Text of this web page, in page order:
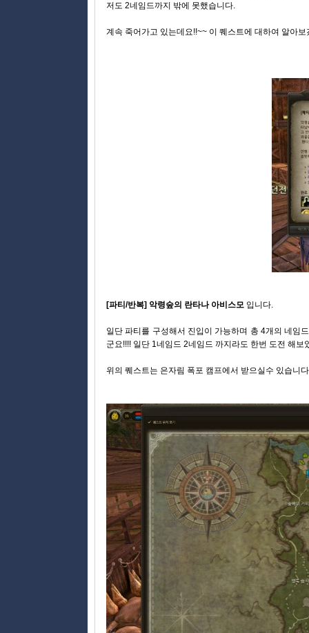
저도 2네임드까지 밖에 못했습니다.
계속 죽어가고 있는데요!!~~ 이 퀘스트에 대하여 알아보
[파티/반복] 악령숲의 란타나 아비스모 입니다.
일단 파티를 구성해서 진입이 가능하며 총 4개의 네임
군요!!!! 일단 1네임드 2네임드 까지라도 한번 도전 해보
위의 퀘스트는 은자림 폭포 캠프에서 받으실수 있습니